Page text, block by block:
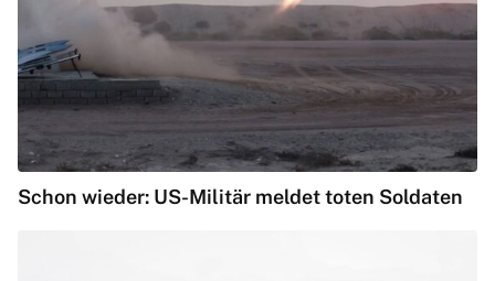
Schon wieder: US-Militär meldet toten Soldaten